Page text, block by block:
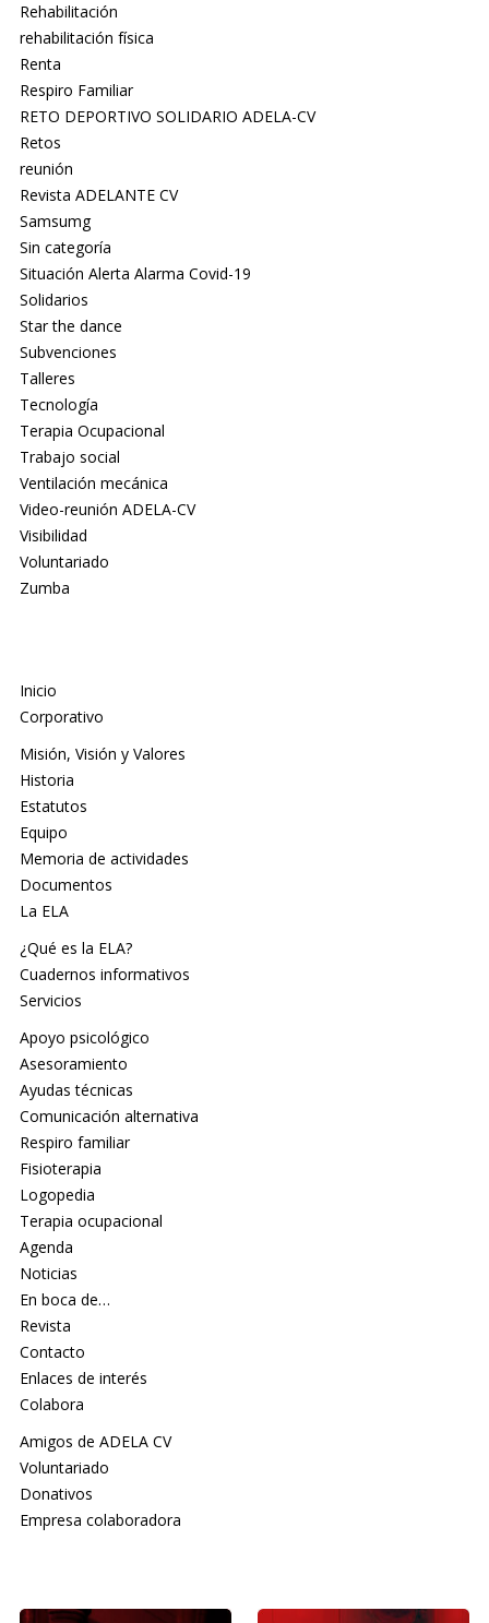
Rehabilitación
rehabilitación física
Renta
Respiro Familiar
RETO DEPORTIVO SOLIDARIO ADELA-CV
Retos
reunión
Revista ADELANTE CV
Samsumg
Sin categoría
Situación Alerta Alarma Covid-19
Solidarios
Star the dance
Subvenciones
Talleres
Tecnología
Terapia Ocupacional
Trabajo social
Ventilación mecánica
Video-reunión ADELA-CV
Visibilidad
Voluntariado
Zumba
Inicio
Corporativo
Misión, Visión y Valores
Historia
Estatutos
Equipo
Memoria de actividades
Documentos
La ELA
¿Qué es la ELA?
Cuadernos informativos
Servicios
Apoyo psicológico
Asesoramiento
Ayudas técnicas
Comunicación alternativa
Respiro familiar
Fisioterapia
Logopedia
Terapia ocupacional
Agenda
Noticias
En boca de…
Revista
Contacto
Enlaces de interés
Colabora
Amigos de ADELA CV
Voluntariado
Donativos
Empresa colaboradora